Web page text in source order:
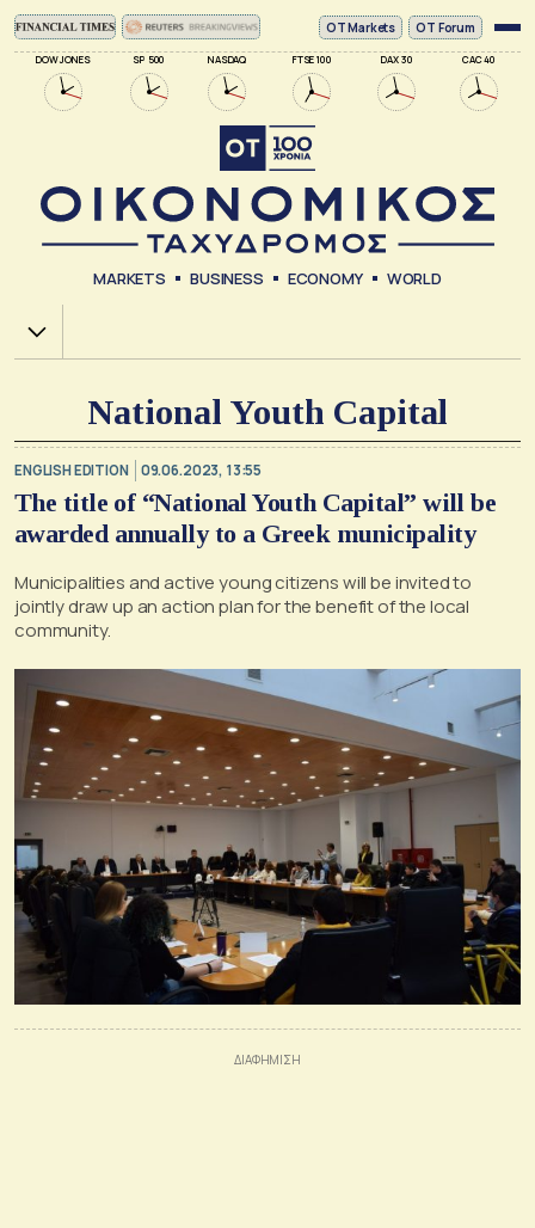
DOW JONES SP 500 NASDAQ FTSE 100 DAX 30 CAC 40
ΟΤ Markets OT Forum
MARKETS BUSINESS ECONOMY WORLD
Χ.Α.
National Youth Capital
ENGLISH EDITION 09.06.2023, 13:55
The title of “National Youth Capital” will be
awarded annually to a Greek municipality
Municipalities and active young citizens will be invited to
jointly draw up an action plan for the benefit of the local
community.